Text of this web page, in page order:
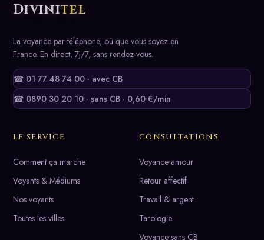
Divinitel
La voyance par téléphone, où que vous soyez en
France. En direct, 7j/7, sans rendez-vous.
☎ 01 77 48 74 00 · avec CB
☎ 0890 30 20 10 · sans CB · 0,60 €/min
LE SERVICE
Comment ça marche
Voyants & Médiums
Nos voyants
Toutes les villes
CONSULTATIONS
Voyance amour
Retour affectif
Travail & argent
Tarologie
Voyance sans CB